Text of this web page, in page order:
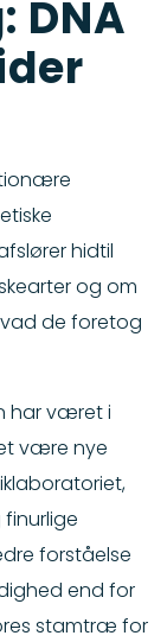
DNA
hidtil
og om
de foretog
har været i
være nye
forståelse
end for
stamtræ for